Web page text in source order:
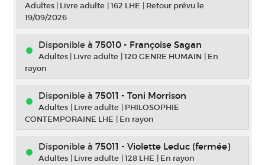
Adultes | Livre adulte |162 LHE | Retour prévu le
19/09/2026
Disponible à 75010 - Françoise Sagan
Adultes | Livre adulte |120 GENRE HUMAIN | En
rayon
Disponible à 75011 - Toni Morrison
Adultes | Livre adulte | PHILOSOPHIE
CONTEMPORAINE LHE | En rayon
Disponible à 75011 - Violette Leduc (fermée)
Adultes | Livre adulte |128 LHE | En rayon